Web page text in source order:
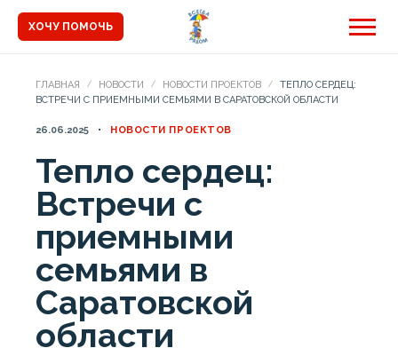
ХОЧУ ПОМОЧЬ
ГЛАВНАЯ НОВОСТИ НОВОСТИ ПРОЕКТОВ
ТЕПЛО СЕРДЕЦ:
ВСТРЕЧИ С ПРИЕМНЫМИ СЕМЬЯМИ В САРАТОВСКОЙ ОБЛАСТИ
26.06.2025 НОВОСТИ ПРОЕКТОВ
Тепло сердец:
Встречи с
приемными
семьями в
Саратовской
области